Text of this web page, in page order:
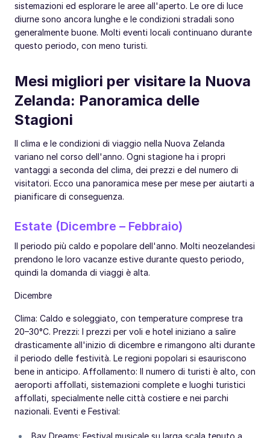
sistemazioni ed esplorare le aree all'aperto. Le ore di luce
diurne sono ancora lunghe e le condizioni stradali sono
generalmente buone. Molti eventi locali continuano durante
questo periodo, con meno turisti.
Mesi migliori per visitare la Nuova
Zelanda: Panoramica delle
Stagioni
Il clima e le condizioni di viaggio nella Nuova Zelanda
variano nel corso dell'anno. Ogni stagione ha i propri
vantaggi a seconda del clima, dei prezzi e del numero di
visitatori. Ecco una panoramica mese per mese per aiutarti a
pianificare di conseguenza.
Estate (Dicembre – Febbraio)
Il periodo più caldo e popolare dell'anno. Molti neozelandesi
prendono le loro vacanze estive durante questo periodo,
quindi la domanda di viaggi è alta.
Dicembre
Clima: Caldo e soleggiato, con temperature comprese tra
20–30°C. Prezzi: I prezzi per voli e hotel iniziano a salire
drasticamente all'inizio di dicembre e rimangono alti durante
il periodo delle festività. Le regioni popolari si esauriscono
bene in anticipo. Affollamento: Il numero di turisti è alto, con
aeroporti affollati, sistemazioni complete e luoghi turistici
affollati, specialmente nelle città costiere e nei parchi
nazionali. Eventi e Festival:
Bay Dreams: Festival musicale su larga scala tenuto a